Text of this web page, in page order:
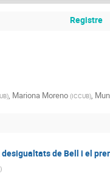
Registre
), Mariona Moreno (ICCUB),
de Bell i el
)